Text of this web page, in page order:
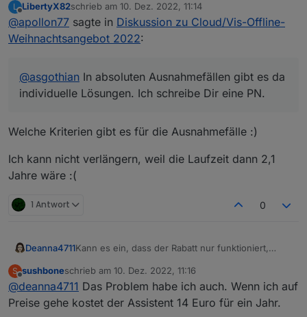
L
Offline
LibertyX82schrieb am 10. Dez. 2022, 11:14
zuletzt editiert von
@apollon77 sagte in Diskussion zu Cloud/Vis-Offline-
Weihnachtsangebot 2022:
@asgothian In absoluten Ausnahmefällen gibt es da
individuelle Lösungen. Ich schreibe Dir eine PN.
Welche Kriterien gibt es für die Ausnahmefälle :)
Ich kann nicht verlängern, weil die Laufzeit dann 2,1
Jahre wäre :(
1 Antwort 0
Deanna4711Kann es ein, dass der Rabatt nur funktioniert,
der Rabatt nicht angerechnet wird, wenn ich auf
"Nachbestellen" gehe?
Oder habe ich einen Denkfehler?
S
Offline
sushboneschrieb am 10. Dez. 2022, 11:16
zuletzt editiert von
@deanna4711 Das Problem habe ich auch. Wenn ich auf
Preise gehe kostet der Assistent 14 Euro für ein Jahr.